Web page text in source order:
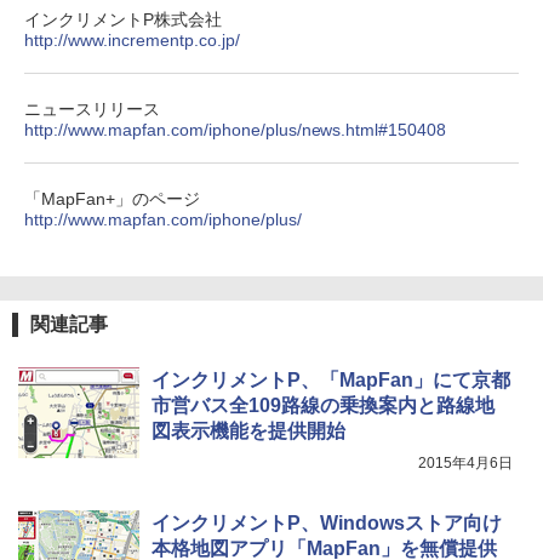
500002(89232)
￥5,999
[キャンパーズコレクション 山善] 傘みたいに
広げるだけ パッとサッとテント ブラックコ
ーティング フルクローズ メッシュ 3-4人用
ュ(BC仕様) PATC-150B(EB)
ッシュ 4人用 簡単設置 ポップアップテント P
ATCW-150B エクルベージュ
関の購入実績 登山・キャンプ・アウトドア・
防災用品 長期保存可能 緊急時用 日本国内発
送
ポインターライト 強力 小型 緑色/赤色/青紫色
可能 安全ロック付き 高安全性 金属製耐久 コ
ンパクト多機能設計 持ち運び便利 アウトド
ブラックラバーコーティング UPF50+ UVカ
ット 5000mm耐水圧 210D生地 遮光
インクリメントP株式会社
http://www.incrementp.co.jp/
ニュースリリース
http://www.mapfan.com/iphone/plus/news.html#150408
「MapFan+」のページ
http://www.mapfan.com/iphone/plus/
関連記事
インクリメントP、「MapFan」にて京都
市営バス全109路線の乗換案内と路線地
図表示機能を提供開始
2015年4月6日
インクリメントP、Windowsストア向け
本格地図アプリ「MapFan」を無償提供